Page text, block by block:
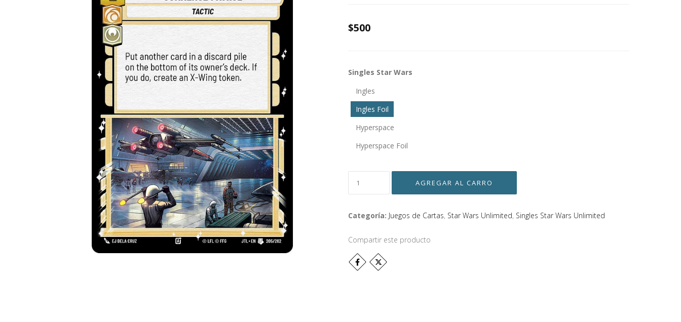
$500
Singles Star Wars
Ingles
Ingles Foil
Hyperspace
Hyperspace Foil
Categoría: Juegos de Cartas, Star Wars Unlimited, Singles Star Wars Unlimited
Compartir este producto